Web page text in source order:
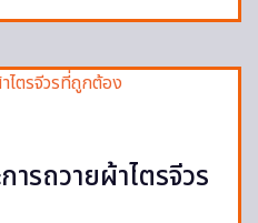
ารถวายผ้าไตรจีวร